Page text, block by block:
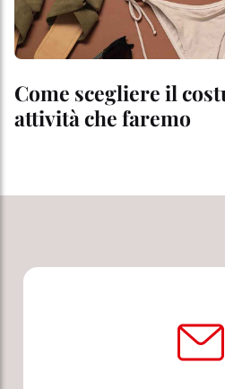
Come scegliere il
attività che faremo